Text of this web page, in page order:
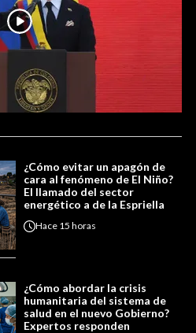
¿Cómo evitar un apagón de
cara al fenómeno de El Niño?
El llamado del sector
energético a de la Espriella
Hace 15 horas
¿Cómo abordar la crisis
humanitaria del sistema de
salud en el nuevo Gobierno?
Expertos responden